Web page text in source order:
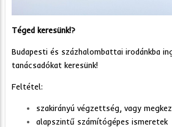
Téged keresünk!?
Budapesti és százhalombattai irodánkba
tanácsadókat keresünk!
Feltétel:
szakirányú végzettség, vagy
alapszintű számítógépes ismeretek